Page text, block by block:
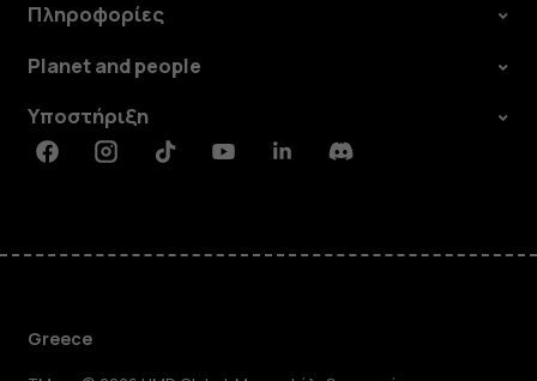
Πληροφορίες
Planet and people
Υποστήριξη
FacebookInstagramTiktokYoutubeLinkedinDiscord
Greece